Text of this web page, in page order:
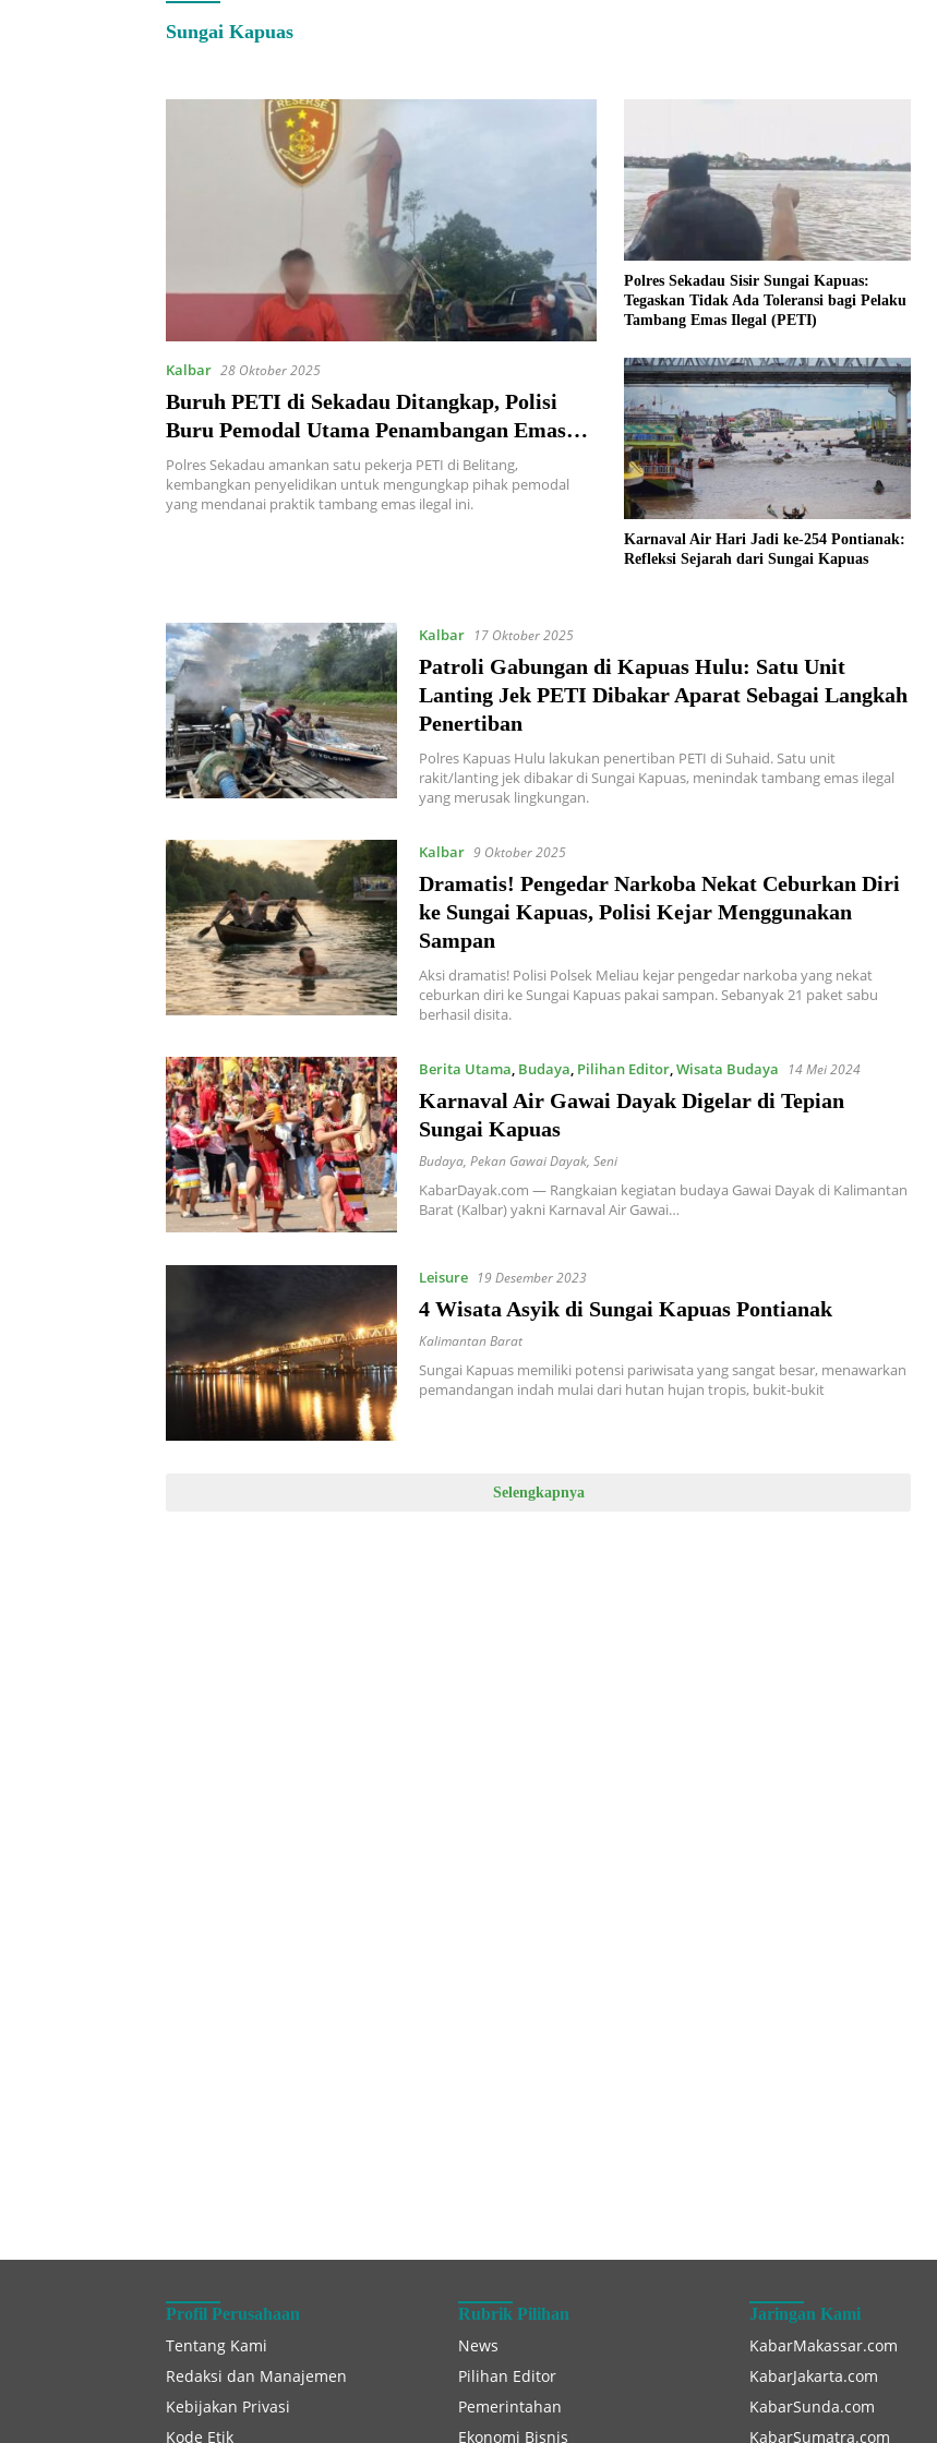
Sungai Kapuas
Kalbar 28 Oktober 2025
Buruh PETI di Sekadau Ditangkap, Polisi
Buru Pemodal Utama Penambangan Emas
Ilegal
Polres Sekadau amankan satu pekerja PETI di Belitang,
kembangkan penyelidikan untuk mengungkap pihak pemodal
yang mendanai praktik tambang emas ilegal ini.
Polres Sekadau Sisir Sungai Kapuas:
Tegaskan Tidak Ada Toleransi bagi Pelaku
Tambang Emas Ilegal (PETI)
Karnaval Air Hari Jadi ke-254 Pontianak:
Refleksi Sejarah dari Sungai Kapuas
Kalbar 17 Oktober 2025
Patroli Gabungan di Kapuas Hulu: Satu Unit
Lanting Jek PETI Dibakar Aparat Sebagai Langkah
Penertiban
Polres Kapuas Hulu lakukan penertiban PETI di Suhaid. Satu unit
rakit/lanting jek dibakar di Sungai Kapuas, menindak tambang emas ilegal
yang merusak lingkungan.
Kalbar 9 Oktober 2025
Dramatis! Pengedar Narkoba Nekat Ceburkan Diri
ke Sungai Kapuas, Polisi Kejar Menggunakan
Sampan
Aksi dramatis! Polisi Polsek Meliau kejar pengedar narkoba yang nekat
ceburkan diri ke Sungai Kapuas pakai sampan. Sebanyak 21 paket sabu
berhasil disita.
Berita Utama, Budaya, Pilihan Editor,Wisata Budaya 14 Mei 2024
Karnaval Air Gawai Dayak Digelar di Tepian
Sungai Kapuas
Budaya, Pekan Gawai Dayak, Seni
KabarDayak.com — Rangkaian kegiatan budaya Gawai Dayak di Kalimantan
Barat (Kalbar) yakni Karnaval Air Gawai…
Leisure 19 Desember 2023
4 Wisata Asyik di Sungai Kapuas Pontianak
Kalimantan Barat
Sungai Kapuas memiliki potensi pariwisata yang sangat besar, menawarkan
pemandangan indah mulai dari hutan hujan tropis, bukit-bukit
Selengkapnya
Profil Perusahaan
Tentang Kami
Redaksi dan Manajemen
Kebijakan Privasi
Kode Etik
Rubrik Pilihan
News
Pilihan Editor
Pemerintahan
Ekonomi Bisnis
Jaringan Kami
KabarMakassar.com
KabarJakarta.com
KabarSunda.com
KabarSumatra.com